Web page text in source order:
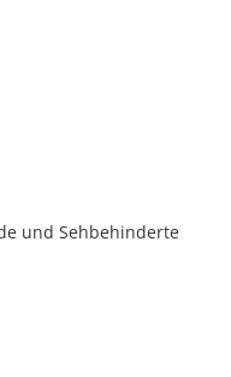
und Sehbehinderte